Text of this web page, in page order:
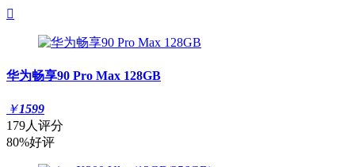

华为畅享90 Pro Max 128GB
￥1599
179人评分
80%好评